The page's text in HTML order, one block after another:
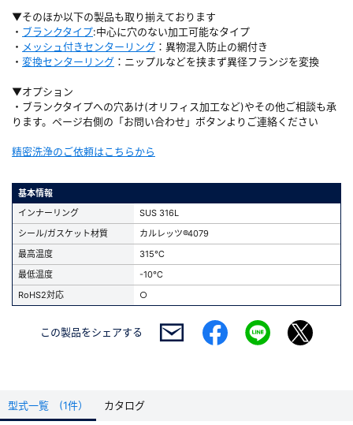
▼そのほか以下の製品も取り揃えております
・ ブランクタイプ:中心に穴のない加工可能なタイプ
・ メッシュ付きセンターリング ：異物混入防止の網付き
・ 変換センターリング ：ニップルなどを挟まず異径フランジを変換
▼オプション
・ブランクタイプへの穴あけ(オリフィス加工など)やその他ご相談も承
ります。ページ右側の「お問い合わせ」ボタンよりご連絡ください
精密洗浄のご依頼はこちらから
基本情報
インナーリング
SUS 316L
シール/ガスケット材質
カルレッツ®4079
最高温度
315℃
最低温度
-10℃
RoHS2対応
○
この製品をシェアする
型式一覧 (1件） カタログ